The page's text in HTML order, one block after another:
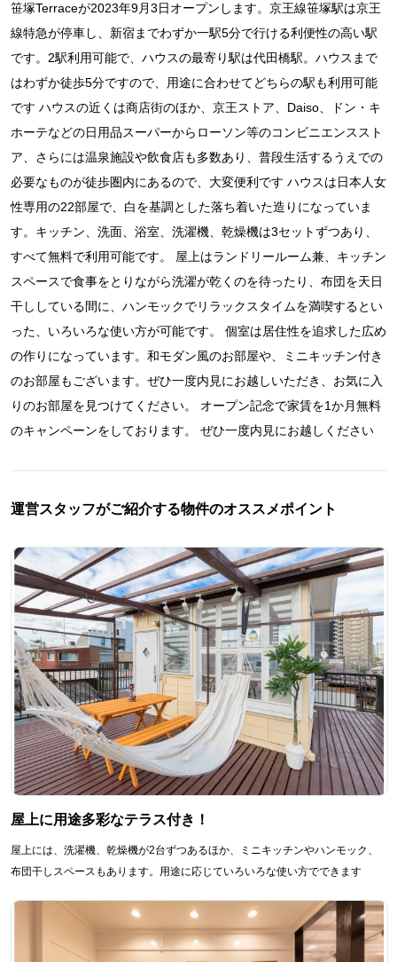
笹塚Terraceが2023年9月3日オープンします。京王線笹塚駅は京王
線特急が停車し、新宿までわずか一駅5分で行ける利便性の高い駅
です。2駅利用可能で、ハウスの最寄り駅は代田橋駅。ハウスまで
はわずか徒歩5分ですので、用途に合わせてどちらの駅も利用可能
です ハウスの近くは商店街のほか、京王ストア、Daiso、ドン・キ
ホーテなどの日用品スーパーからローソン等のコンビニエンススト
ア、さらには温泉施設や飲食店も多数あり、普段生活するうえでの
必要なものが徒歩圏内にあるので、大変便利です ハウスは日本人女
性専用の22部屋で、白を基調とした落ち着いた造りになっていま
す。キッチン、洗面、浴室、洗濯機、乾燥機は3セットずつあり、
すべて無料で利用可能です。 屋上はランドリールーム兼、キッチン
スペースで食事をとりながら洗濯が乾くのを待ったり、布団を天日
干ししている間に、ハンモックでリラックスタイムを満喫するとい
った、いろいろな使い方が可能です。 個室は居住性を追求した広め
の作りになっています。和モダン風のお部屋や、ミニキッチン付き
のお部屋もございます。ぜひ一度内見にお越しいただき、お気に入
りのお部屋を見つけてください。 オープン記念で家賃を1か月無料
のキャンペーンをしております。 ぜひ一度内見にお越しください
運営スタッフがご紹介する物件のオススメポイント
屋上に用途多彩なテラス付き！
屋上には、洗濯機、乾燥機が2台ずつあるほか、ミニキッチンやハンモック、
布団干しスペースもあります。用途に応じていろいろな使い方でできます